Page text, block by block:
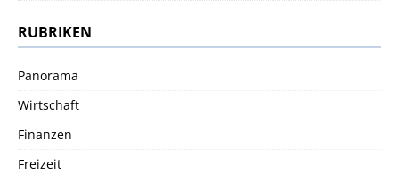
RUBRIKEN
Panorama
Wirtschaft
Finanzen
Freizeit